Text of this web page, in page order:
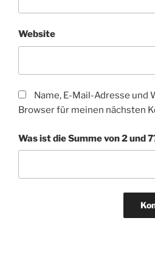
Website
Name, E-Mail-Adresse und
Browser für meinen nächsten
Was ist die Summe von 2 und